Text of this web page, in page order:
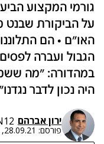
גורמי המקצוע
על הביקורת שבנט
האו"ם • הם
הגבול ועברה
במהדורה: "מה
היה נכון לדבר
ירון אברהם
פורסם: 28.09.21, 17:33